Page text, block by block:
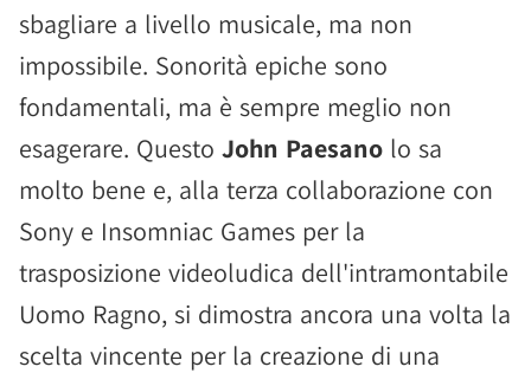
sbagliare a livello musicale, ma non
impossibile. Sonorità epiche sono
fondamentali, ma è sempre meglio non
esagerare. Questo John Paesano lo sa
molto bene e, alla terza collaborazione con
Sony e Insomniac Games per la
trasposizione videoludica dell'intramontabile
Uomo Ragno, si dimostra ancora una volta la
scelta vincente per la creazione di una